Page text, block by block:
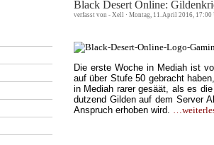
Black Desert Online:
verfasst von - Xell · Montag, 11. April 2016, 17:00
Die erste Woche in Mediah ist
auf über Stufe 50 gebracht
in Mediah rarer gesäät, als es
dutzend Gilden auf dem Server
Anspruch erhoben wird.